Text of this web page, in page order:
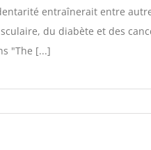
entraînerait entre
du diabète et des
"The [...]